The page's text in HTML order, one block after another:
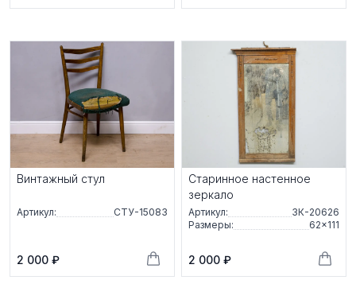
Винтажный стул
Артикул: СТУ-15083
2 000 ₽
Старинное настенное
зеркало
Артикул:
ЗК-20626
Размеры:
62×111
2 000 ₽